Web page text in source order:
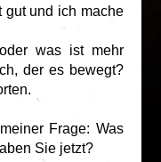
gut und ich mache
was ist mehr
der es bewegt?
Frage: Was
Sie jetzt?